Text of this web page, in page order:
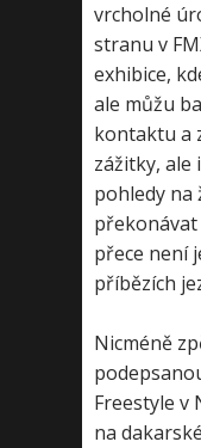
vrcholné
stranu v
exhibice,
ale můžu
kontaktu a
zážitky, ale
pohledy na
přece není
příbězích
Nicméně
Freestyle v
na